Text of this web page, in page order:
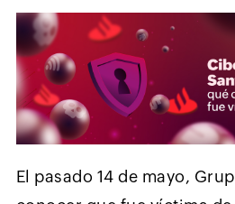
El pasado 14 de mayo,